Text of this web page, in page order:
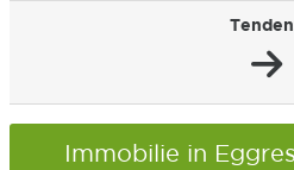
Immobilie in